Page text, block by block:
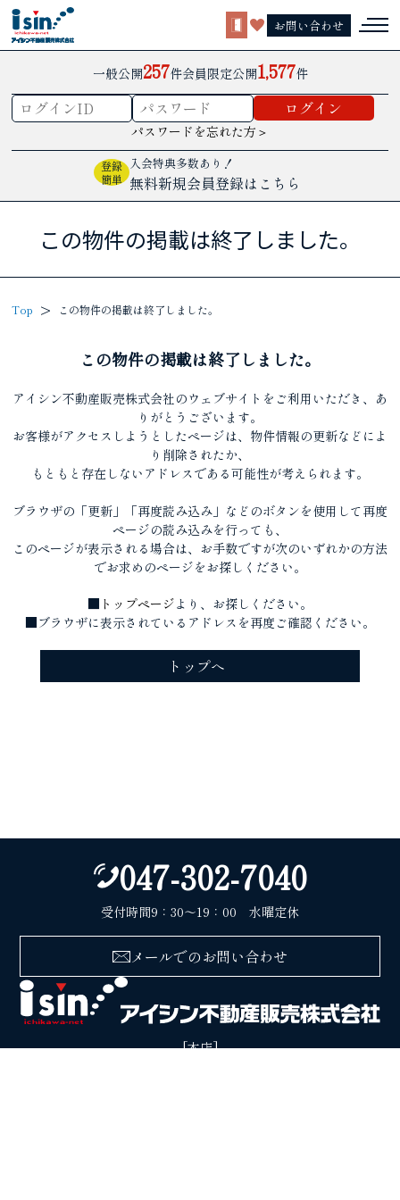
お問い合わせ
一般公開257件会員限定公開1,577件
パスワードを忘れた方＞
登録
簡単
入会特典多数あり！
無料新規会員登録はこちら
この物件の掲載は終了しました。
Top この物件の掲載は終了しました。
この物件の掲載は終了しました。
アイシン不動産販売株式会社のウェブサイトをご利用いただき、あ
りがとうございます。
お客様がアクセスしようとしたページは、物件情報の更新などによ
り削除されたか、
もともと存在しないアドレスである可能性が考えられます。
ブラウザの「更新」「再度読み込み」などのボタンを使用して再度
ページの読み込みを行っても、
このページが表示される場合は、お手数ですが次のいずれかの方法
でお求めのページをお探しください。
■ トップページより、お探しください。
■ブラウザに表示されているアドレスを再度ご確認ください。
トップへ
[本店]
047-302-7040
受付時間9：30〜19：00 水曜定休
メールでのお問い合わせ